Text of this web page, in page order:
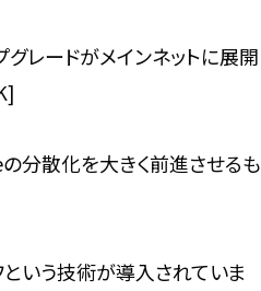
グレードがメインネットに展開
の分散化を大きく前進させるも
いう技術が導入されていま